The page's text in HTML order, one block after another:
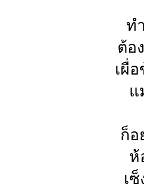
ท
ต้อ
เผื่
แ
ก็อ
ห้
เ